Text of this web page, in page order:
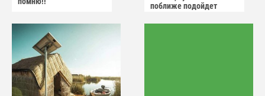
поближе подойдет